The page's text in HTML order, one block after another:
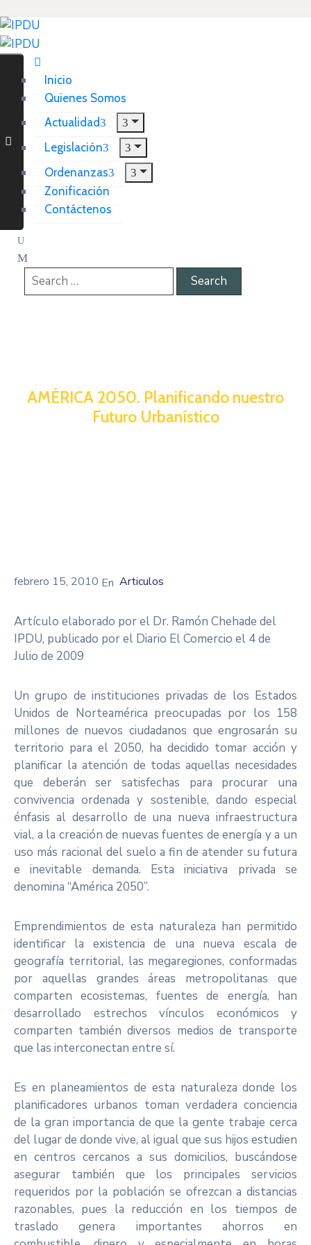
Inicio
Quienes Somos
Actualidad
Legislación
Ordenanzas
Zonificación
Contáctenos
AMÉRICA 2050. Planificando nuestro
Futuro Urbanístico
febrero 15, 2010 Articulos
Artículo elaborado por el Dr. Ramón Chehade del
IPDU, publicado por el Diario El Comercio el 4 de
Julio de 2009
Un grupo de instituciones privadas de los Estados
Unidos de Norteamérica preocupadas por los 158
millones de nuevos ciudadanos que engrosarán su
territorio para el 2050, ha decidido tomar acción y
planificar la atención de todas aquellas necesidades
que deberán ser satisfechas para procurar una
convivencia ordenada y sostenible, dando especial
énfasis al desarrollo de una nueva infraestructura
vial, a la creación de nuevas fuentes de energía y a un
uso más racional del suelo a fin de atender su futura
e inevitable demanda. Esta iniciativa privada se
denomina “América 2050”.
Emprendimientos de esta naturaleza han permitido
identificar la existencia de una nueva escala de
geografía territorial, las megaregiones, conformadas
por aquellas grandes áreas metropolitanas que
comparten ecosistemas, fuentes de energía, han
desarrollado estrechos vínculos económicos y
comparten también diversos medios de transporte
que las interconectan entre sí.
Es en planeamientos de esta naturaleza donde los
planificadores urbanos toman verdadera conciencia
de la gran importancia de que la gente trabaje cerca
del lugar de donde vive, al igual que sus hijos estudien
en centros cercanos a sus domicilios, buscándose
asegurar también que los principales servicios
requeridos por la población se ofrezcan a distancias
razonables, pues la reducción en los tiempos de
traslado genera importantes ahorros en